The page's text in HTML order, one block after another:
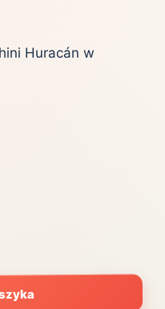
Huracán w